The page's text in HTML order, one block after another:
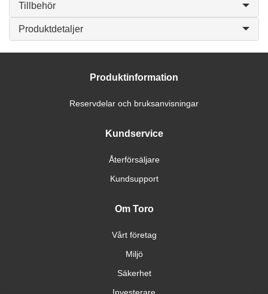
Tillbehör
Produktdetaljer
Produktinformation
Reservdelar och bruksanvisningar
Kundservice
Återförsäljare
Kundsupport
Om Toro
Vårt företag
Miljö
Säkerhet